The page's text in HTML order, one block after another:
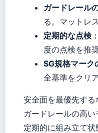
ガードレール
る。マットレ
定期的な点検
度の点検を推
SG規格マーク
全基準をクリ
安全面を最優先する
ガードレールの高
定期的に組み立て状